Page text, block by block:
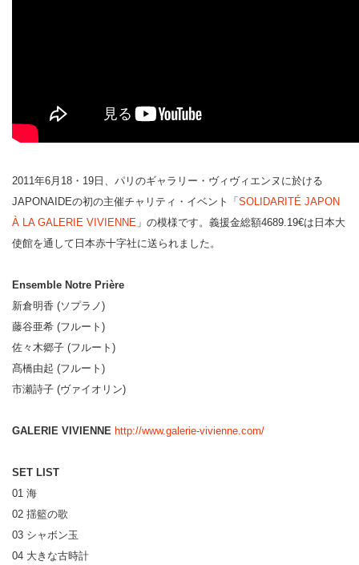
2011年6月18・19日、パリのギャラリー・ヴィヴィエンヌに於ける
JAPONAIDEの初の主催チャリティ・イベント「 SOLIDARITÉ JAPON
À LA GALERIE VIVIENNE 」の模様です。義援金総額4689.19€は日本大
使館を通して日本赤十字社に送られました。
Ensemble Notre Prière
新倉明香 (ソプラノ)
藤谷亜希 (フルート)
佐々木郷子 (フルート)
髙橋由起 (フルート)
市瀬詩子 (ヴァイオリン)
GALERIE VIVIENNE http://www.galerie-vivienne.com/
SET LIST
01 海
02 揺籃の歌
03 シャボン玉
04 大きな古時計